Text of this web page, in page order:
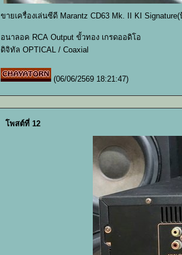
ขายเครื่องเล่นซีดี Marantz CD63 Mk. II KI
อนาลอค RCA Output ขั้วทอง เกรดออดิโอ
ดิจิทัล OPTICAL / Coaxial
(06/06/2569 18:21:47)
โพสต์ที่ 12